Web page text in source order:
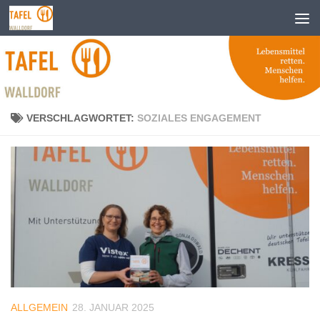
Zum Inhalt springen
VERSCHLAGWORTET: SOZIALES ENGAGEMENT
ALLGEMEIN 28. JANUAR 2025